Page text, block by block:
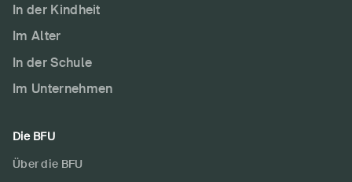
In der Kindheit
Im Alter
In der Schule
Im Unternehmen
Die BFU
Über die BFU